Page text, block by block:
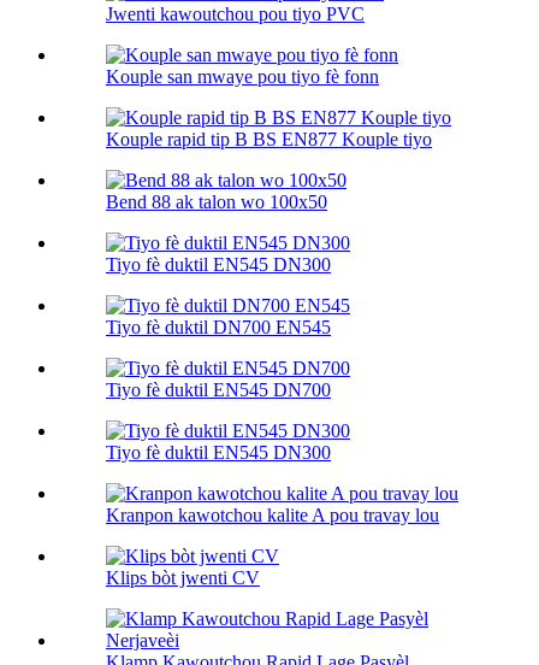
Jwenti kawoutchou pou tiyo PVC
Kouple san mwaye pou tiyo fè fonn
Kouple rapid tip B BS EN877 Kouple tiyo
Bend 88 ak talon wo 100х50
Tiyo fè duktil EN545 DN300
Tiyo fè duktil DN700 EN545
Tiyo fè duktil EN545 DN700
Tiyo fè duktil EN545 DN300
Kranpon kawotchou kalite A pou travay lou
Klips bòt jwenti CV